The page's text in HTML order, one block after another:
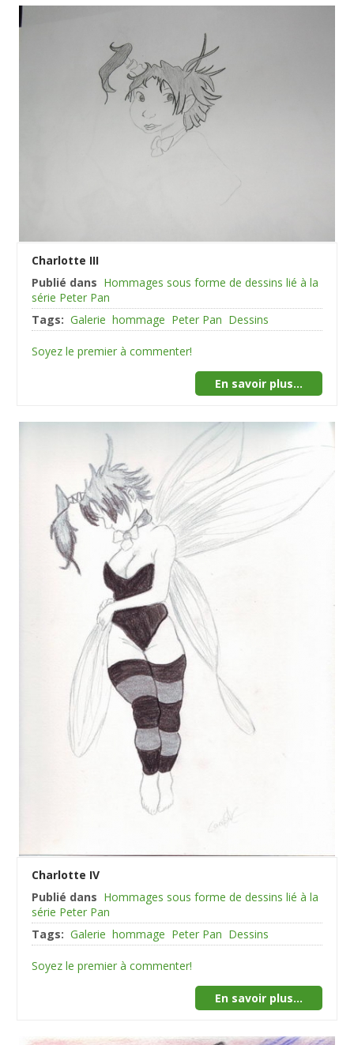
Charlotte III
Publié dans Hommages sous forme de dessins lié à la
série Peter Pan
Tags: Galerie hommage Peter Pan Dessins
Soyez le premier à commenter!
En savoir plus...
Charlotte IV
Publié dans Hommages sous forme de dessins lié à la
série Peter Pan
Tags: Galerie hommage Peter Pan Dessins
Soyez le premier à commenter!
En savoir plus...